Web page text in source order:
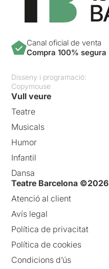
Canal oficial de venta
Compra 100% segura
Disseny i programació:
Copymouse
Vull veure
Teatre
Musicals
Humor
Infantil
Dansa
Teatre Barcelona ©2026
Atenció al client
Avís legal
Política de privacitat
Política de cookies
Condicions d’ús